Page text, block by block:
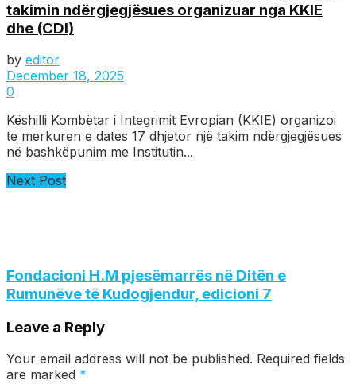
takimin ndërgjegjësues organizuar nga KKIE
dhe (CDI)
by editor
December 18, 2025
0
Këshilli Kombëtar i Integrimit Evropian (KKIE) organizoi
te merkuren e dates 17 dhjetor një takim ndërgjegjësues
në bashkëpunim me Institutin...
Next Post
Fondacioni H.M pjesëmarrës në Ditën e
Rumunëve të Kudogjendur, edicioni 7
Leave a Reply
Your email address will not be published. Required fields
are marked *